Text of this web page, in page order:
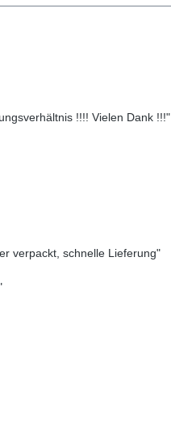
!!!! Vielen Dank !!!"
verpackt, schnelle Lieferung"